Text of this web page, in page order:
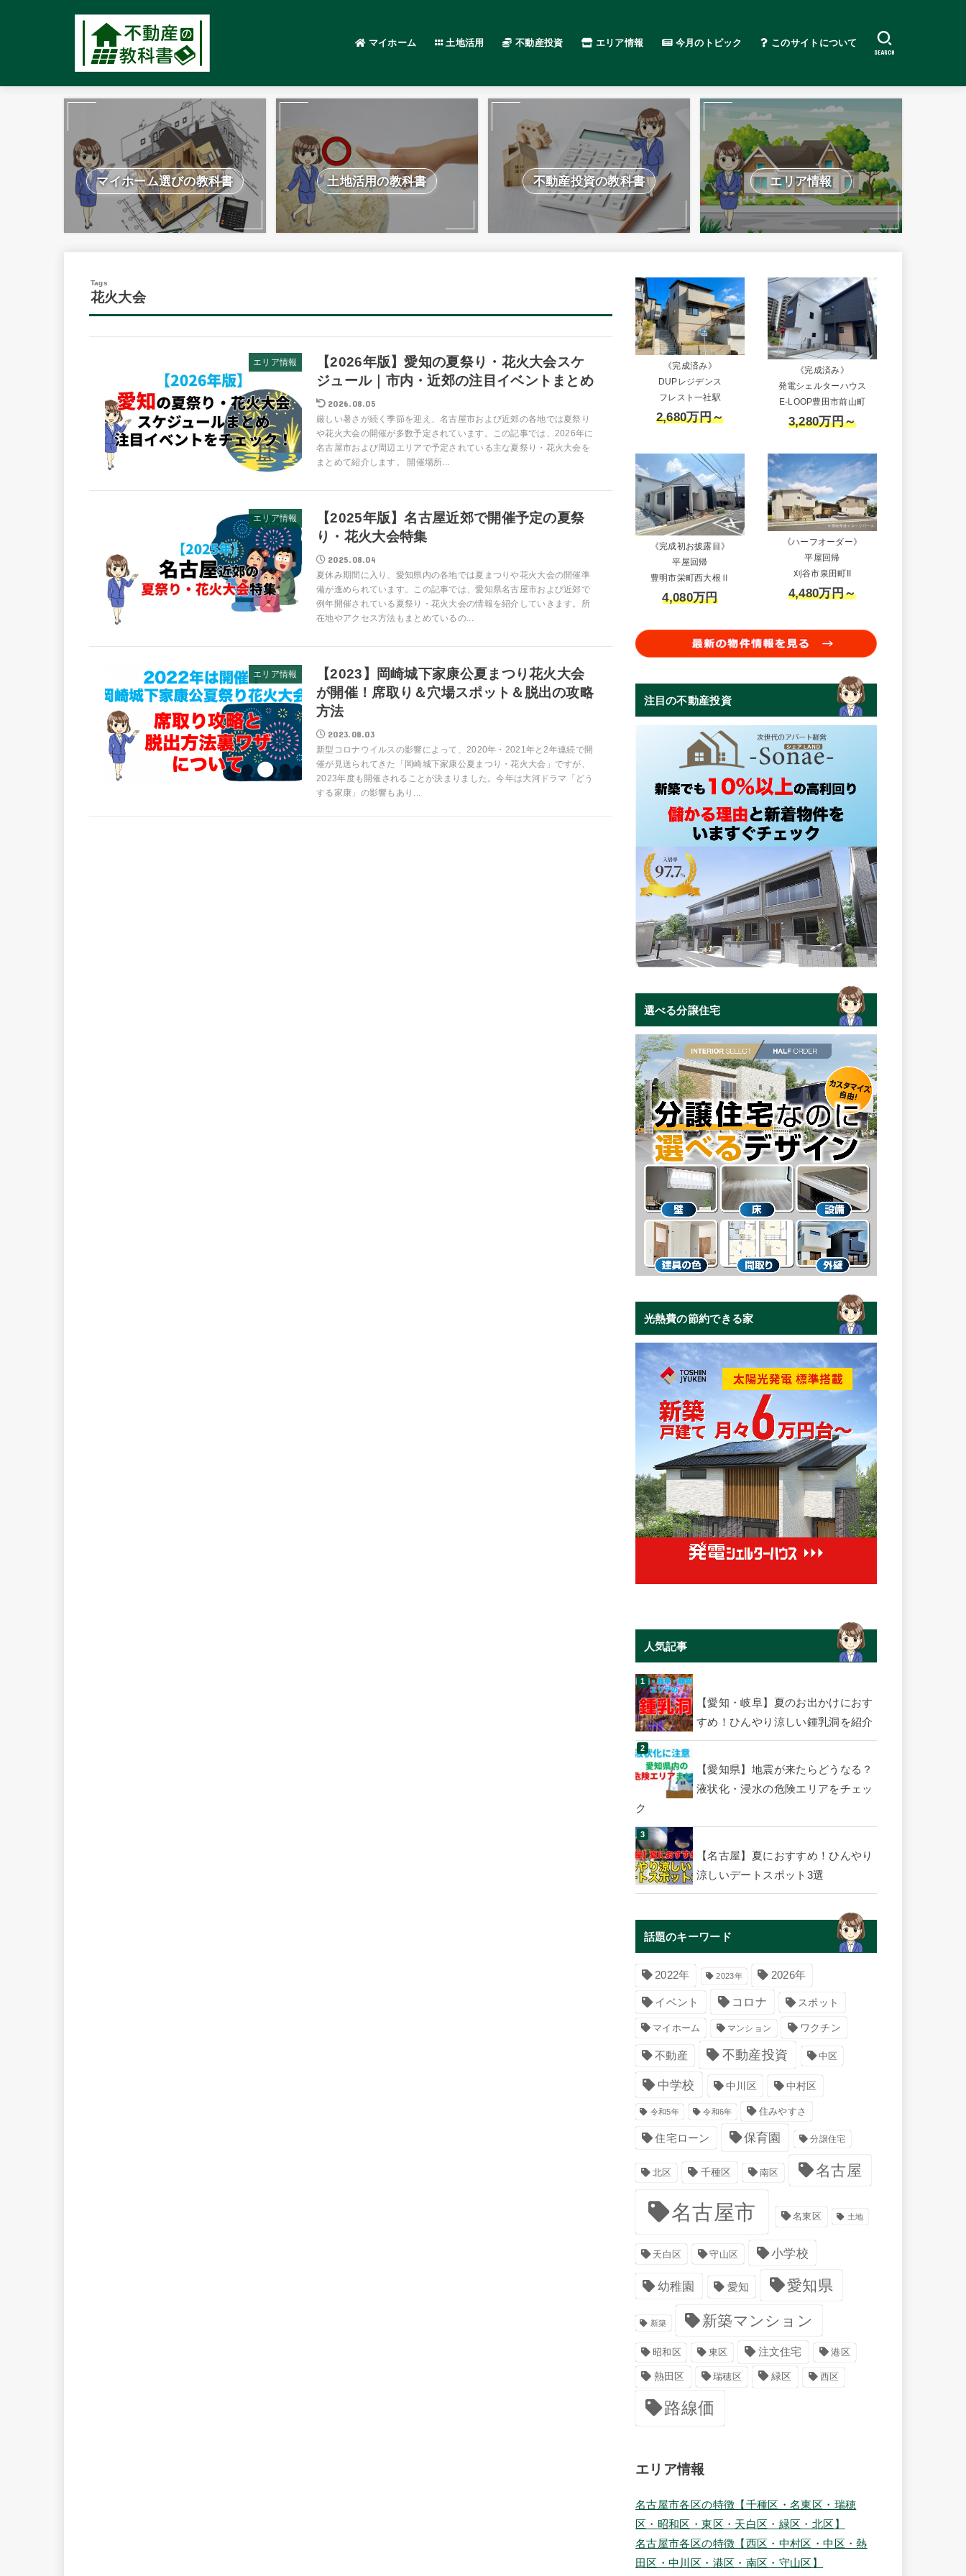
マイホーム 土地活用 不動産投資 エリア情報 今月のトピック このサイトについて
SEARCH
マイホーム選びの教科書 土地活用の教科書 不動産投資の教科書 エリア情報
花火大会
エリア情報
【2026年版】愛知の夏祭り・花火大会スケ
ジュール｜市内・近郊の注目イベントまとめ
2026.08.05
厳しい暑さが続く季節を迎え、名古屋市および近郊の各地では夏祭り
や花火大会の開催が多数予定されています。この記事では、2026年に
名古屋市および周辺エリアで予定されている主な夏祭り・花火大会を
まとめて紹介します。 開催場所...
エリア情報
【2025年版】名古屋近郊で開催予定の夏祭
り・花火大会特集
2025.08.04
夏休み期間に入り、愛知県内の各地では夏まつりや花火大会の開催準
備が進められています。この記事では、愛知県名古屋市および近郊で
例年開催されている夏祭り・花火大会の情報を紹介していきます。所
在地やアクセス方法もまとめているの...
エリア情報
【2023】岡崎城下家康公夏まつり花火大会
が開催！席取り＆穴場スポット＆脱出の攻略
方法
2023.08.03
新型コロナウイルスの影響によって、2020年・2021年と2年連続で開
催が見送られてきた「岡崎城下家康公夏まつり・花火大会」ですが、
2023年度も開催されることが決まりました。今年は大河ドラマ「どう
する家康」の影響もあり...
《完成済み》
DUPレジデンス
フレスト一社駅
2,680万円～
《完成済み》
発電シェルターハウス
E-LOOP豊田市前山町
3,280万円～
《完成初お披露目》
平屋回帰
豊明市栄町西大根Ⅱ
4,080万円
《ハーフオーダー》
平屋回帰
刈谷市泉田町II
4,480万円～
注目の不動産投資
選べる分譲住宅
光熱費の節約できる家
人気記事
【愛知・岐阜】夏のお出かけにおす
すめ！ひんやり涼しい鍾乳洞を紹介
【愛知県】地震が来たらどうなる？
液状化・浸水の危険エリアをチェッ
ク
【名古屋】夏におすすめ！ひんやり
涼しいデートスポット3選
話題のキーワード
2022年 2023年 2026年
イベント コロナ スポット
マイホーム マンション ワクチン
不動産 不動産投資 中区
中学校 中川区 中村区
令和5年 令和6年 住みやすさ
住宅ローン 保育園 分譲住宅
北区 千種区 南区 名古屋
名古屋市 名東区 土地
天白区 守山区 小学校
幼稚園 愛知 愛知県
新築 新築マンション
昭和区 東区 注文住宅 港区
熱田区 瑞穂区 緑区 西区
路線価
エリア情報
名古屋市各区の特徴【千種区・名東区・瑞穂
区・昭和区・東区・天白区・緑区・北区】
名古屋市各区の特徴【西区・中村区・中区・熱
田区・中川区・港区・南区・守山区】